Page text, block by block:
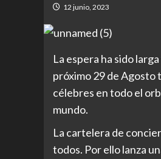
12 junio, 2023
La espera ha sido
próximo 29 de Agosto
célebres en todo el
mundo.
La cartelera de
todos. Por ello lanza